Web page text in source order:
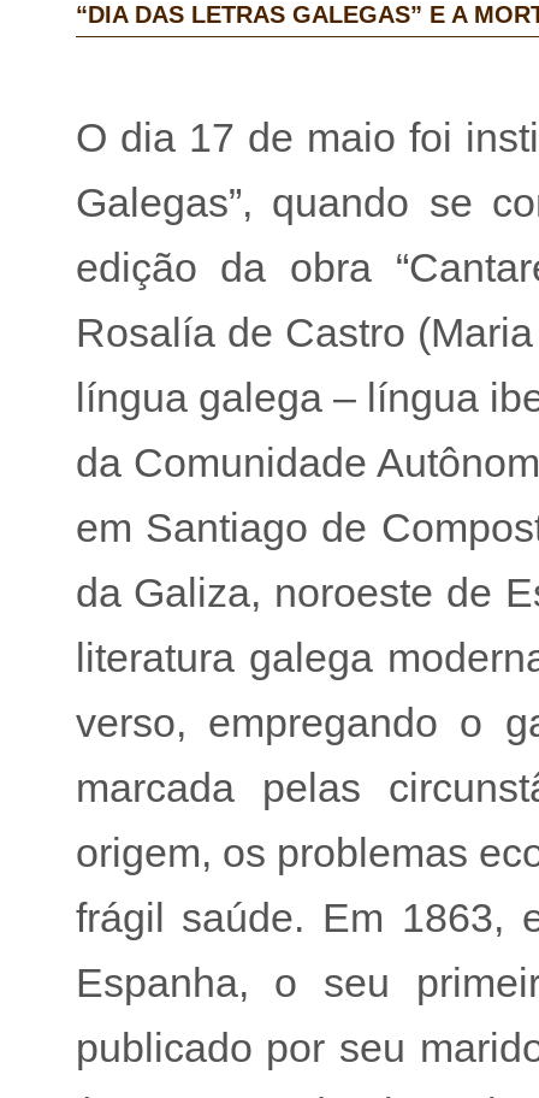
“DIA DAS LETRAS GALEGAS” E A
O dia 17 de maio foi
Galegas”, quando se
edição da obra
Rosalía de Castro
língua galega – língua
da Comunidade
em Santiago de
da Galiza, noroeste de
literatura galega
verso, empregando o
marcada pelas
origem, os problemas
frágil saúde. Em 1863,
Espanha, o seu
publicado por seu